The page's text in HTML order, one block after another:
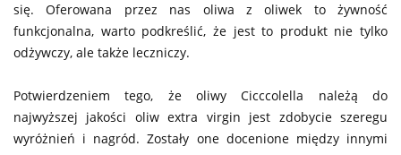
się. Oferowana przez nas oliwa z oliwek to żywność
funkcjonalna, warto podkreślić, że jest to produkt nie tylko
odżywczy, ale także leczniczy.
Potwierdzeniem tego, że oliwy Cicccolella należą do
najwyższej jakości oliw extra virgin jest zdobycie szeregu
wyróżnień i nagród. Zostały one docenione między innymi